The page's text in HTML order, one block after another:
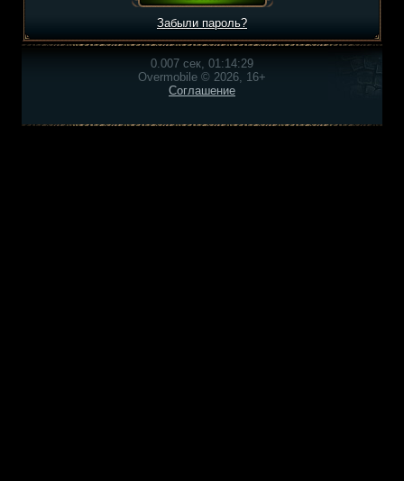
Забыли пароль?
0.007 сек, 01:14:29
Overmobile © 2026, 16+
Соглашение